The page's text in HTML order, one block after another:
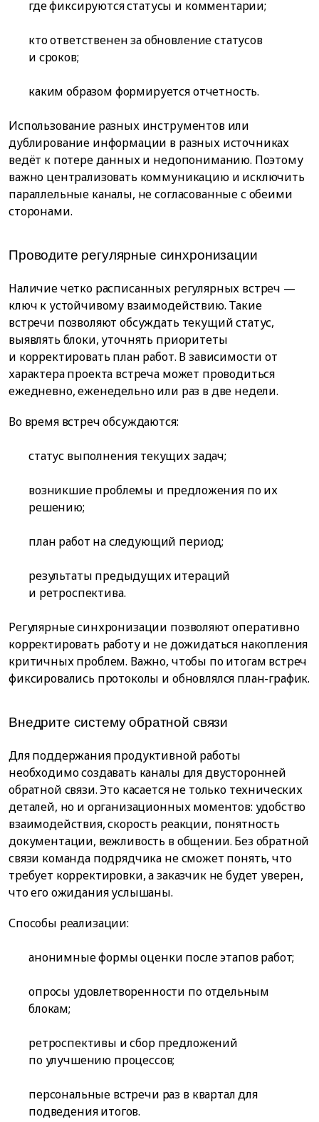
где фиксируются статусы и комментарии;
кто ответственен за обновление статусов
и сроков;
каким образом формируется отчетность.
Использование разных инструментов или
дублирование информации в разных источниках
ведёт к потере данных и недопониманию. Поэтому
важно централизовать коммуникацию и исключить
параллельные каналы, не согласованные с обеими
сторонами.
Проводите регулярные синхронизации
Наличие четко расписанных регулярных встреч —
ключ к устойчивому взаимодействию. Такие
встречи позволяют обсуждать текущий статус,
выявлять блоки, уточнять приоритеты
и корректировать план работ. В зависимости от
характера проекта встреча может проводиться
ежедневно, еженедельно или раз в две недели.
Во время встреч обсуждаются:
статус выполнения текущих задач;
возникшие проблемы и предложения по их
решению;
план работ на следующий период;
результаты предыдущих итераций
и ретроспектива.
Регулярные синхронизации позволяют оперативно
корректировать работу и не дожидаться накопления
критичных проблем. Важно, чтобы по итогам встреч
фиксировались протоколы и обновлялся план-график.
Внедрите систему обратной связи
Для поддержания продуктивной работы
необходимо создавать каналы для двусторонней
обратной связи. Это касается не только технических
деталей, но и организационных моментов: удобство
взаимодействия, скорость реакции, понятность
документации, вежливость в общении. Без обратной
связи команда подрядчика не сможет понять, что
требует корректировки, а заказчик не будет уверен,
что его ожидания услышаны.
Способы реализации:
анонимные формы оценки после этапов работ;
опросы удовлетворенности по отдельным
блокам;
ретроспективы и сбор предложений
по улучшению процессов;
персональные встречи раз в квартал для
подведения итогов.